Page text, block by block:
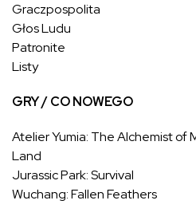
Graczpospolita
Głos Ludu
Patronite
Listy
GRY / CO NOWEGO
Atelier Yumia: The Alchemist of
Land
Jurassic Park: Survival
Wuchang: Fallen Feathers